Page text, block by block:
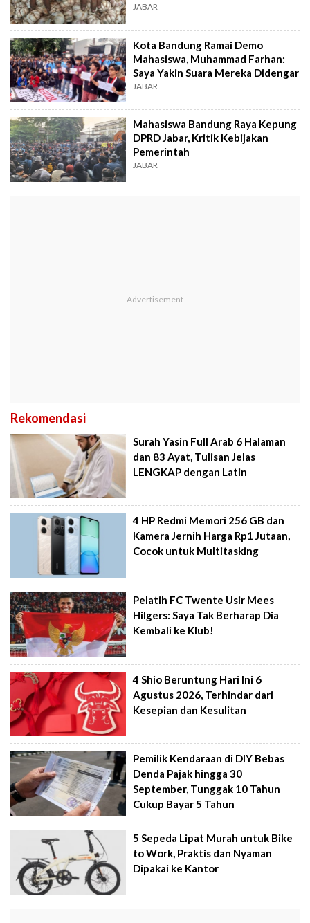
JABAR
Kota Bandung Ramai Demo
Mahasiswa, Muhammad Farhan:
Saya Yakin Suara Mereka Didengar
JABAR
Mahasiswa Bandung Raya Kepung
DPRD Jabar, Kritik Kebijakan
Pemerintah
JABAR
Rekomendasi
Surah Yasin Full Arab 6 Halaman
dan 83 Ayat, Tulisan Jelas
LENGKAP dengan Latin
4 HP Redmi Memori 256 GB dan
Kamera Jernih Harga Rp1 Jutaan,
Cocok untuk Multitasking
Pelatih FC Twente Usir Mees
Hilgers: Saya Tak Berharap Dia
Kembali ke Klub!
4 Shio Beruntung Hari Ini 6
Agustus 2026, Terhindar dari
Kesepian dan Kesulitan
Pemilik Kendaraan di DIY Bebas
Denda Pajak hingga 30
September, Tunggak 10 Tahun
Cukup Bayar 5 Tahun
5 Sepeda Lipat Murah untuk Bike
to Work, Praktis dan Nyaman
Dipakai ke Kantor